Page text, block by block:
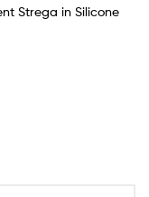
Strega in Silicone